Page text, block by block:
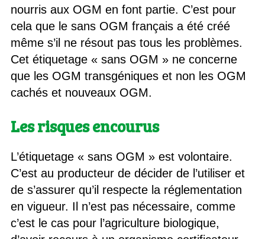
nourris aux OGM en font partie. C’est pour
cela que le sans OGM français a été créé
même s’il ne résout pas tous les problèmes.
Cet étiquetage « sans OGM » ne concerne
que les OGM transgéniques et non les OGM
cachés et nouveaux OGM.
Les risques encourus
L’étiquetage « sans OGM » est volontaire.
C’est au producteur de décider de l’utiliser et
de s’assurer qu’il respecte la réglementation
en vigueur. Il n’est pas nécessaire, comme
c’est le cas pour l’agriculture biologique,